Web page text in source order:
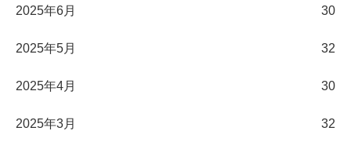
2025年6月 30
2025年5月 32
2025年4月 30
2025年3月 32